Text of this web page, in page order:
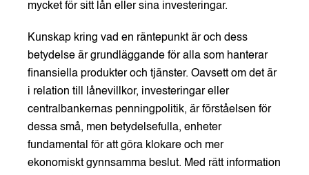
mycket för sitt lån eller sina investeringar.
Kunskap kring vad en räntepunkt är och dess
betydelse är grundläggande för alla som hanterar
finansiella produkter och tjänster. Oavsett om det är
i relation till lånevillkor, investeringar eller
centralbankernas penningpolitik, är förståelsen för
dessa små, men betydelsefulla, enheter
fundamental för att göra klokare och mer
ekonomiskt gynnsamma beslut. Med rätt information